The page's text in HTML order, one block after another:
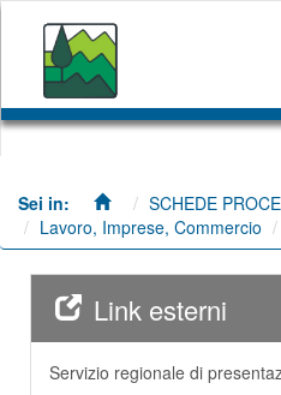
Salta
contenuto
principale
SCHEDE
Lavoro, Imprese, Commercio
Link esterni
Servizio regionale di